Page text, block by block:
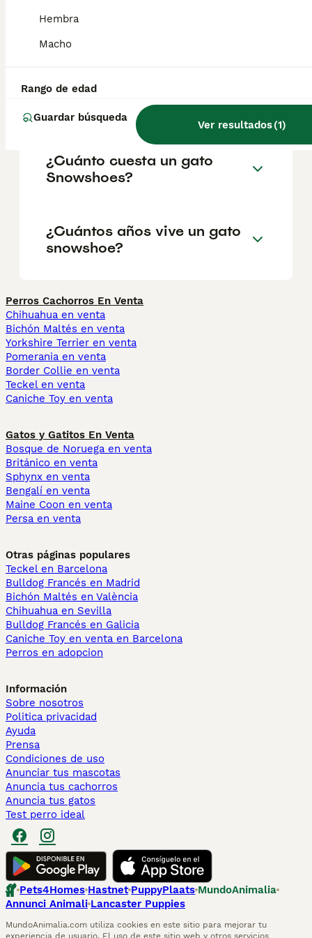
Hembra
Macho
Rango de edad
Guardar búsqueda
Ver resultados(1)
inclinados, y las orejas, bastante separadas,
son largas y puntiagudas.
¿El gato Snowshoe es de
¿Cuánto cuesta un gato
Snowshoes?
¿Cuántos años vive un gato
snowshoe?
Perros Cachorros En Venta
Chihuahua en venta
Bichón Maltés en venta
Yorkshire Terrier en venta
Pomerania en venta
Border Collie en venta
Teckel en venta
Caniche Toy en venta
Gatos y Gatitos En Venta
Bosque de Noruega en venta
Británico en venta
Sphynx en venta
Bengalí en venta
Maine Coon en venta
Persa en venta
Otras páginas populares
Teckel en Barcelona
Bulldog Francés en Madrid
Bichón Maltés en València
Chihuahua en Sevilla
Bulldog Francés en Galicia
Caniche Toy en venta en Barcelona
Perros en adopcion
Información
Sobre nosotros
Politica privacidad
Ayuda
Prensa
Condiciones de uso
Anunciar tus mascotas
Anuncia tus cachorros
Anuncia tus gatos
Test perro ideal
Pets4Homes Hastnet PuppyPlaats MundoAnimalia
Annunci Animali Lancaster Puppies
MundoAnimalia.com utiliza cookies en este sitio para mejorar tu